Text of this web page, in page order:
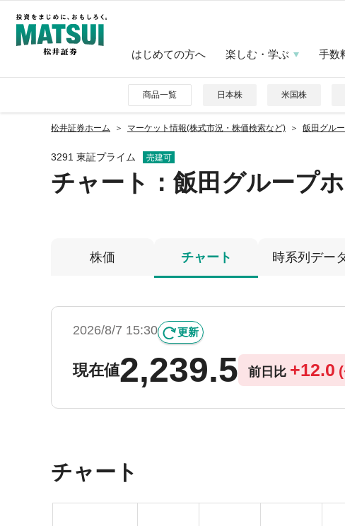
はじめての方へ 楽しむ・学ぶ 手数
商品一覧 日本株 米国株
松井証券ホーム マーケット情報(株式市況・株価検索など) 飯田グル
3291 東証プライム 売建可
チャート： 飯田グループ
株価 チャート 時系列デー
2026/8/7 15:30 更新
現在値2,239.5 前日比 +12.0 (
チャート